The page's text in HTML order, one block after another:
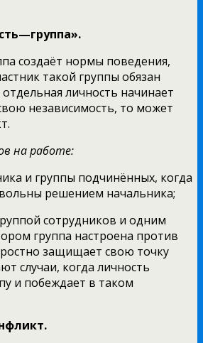
создаёт нормы поведения,
такой группы обязан
личность начинает
независимость, то может
на работе:
и группы подчинённых, когда
решением начальника;
сотрудников и одним
группа настроена против
защищает свою точку
случаи, когда личность
и побеждает в таком